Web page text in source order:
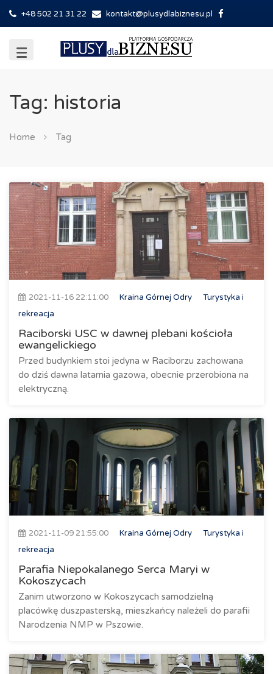
+48 502 21 31 22 kontakt@plusydlabiznesu.pl
Tag: historia
Home Tag
2021-11-16 22:11:00 Kraina Górnej Odry
Turystyka i
rekreacja
Raciborski USC w dawnej plebani kościoła
ewangelickiego
Przed budynkiem stoi jedyna w Raciborzu zachowana
do dziś dawna latarnia gazowa, obecnie przerobiona na
elektryczną.
2021-11-09 21:55:00 Kraina Górnej Odry
Turystyka i
rekreacja
Parafia Niepokalanego Serca Maryi w
Kokoszycach
Zanim utworzono w Kokoszycach samodzielną
placówkę duszpasterską, mieszkańcy należeli do parafii
Narodzenia NMP w Pszowie.